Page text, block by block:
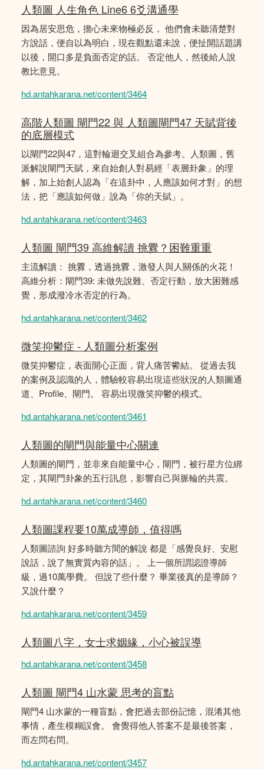
人類圖 人生角色 Line6 6爻溝通學
因為居安思危，擔心未來物極必反， 他們會未聽清楚對
方說話，便自以為明白，現在觀點還未說，便扯開話題講
以後，開口多是負面否定的話。 否定他人，然後給人說
教比意見。
hd.antahkarana.net/content/3464
高階人類圖 閘門22 與 人類圖閘門47 天賦背後
的底層模式
以閘門22與47，這對輪迴交叉組合為參考。人類圖，舊
派解說閘門天賦，來自始創人對易經「表層卦象」的理
解，加上始創人認為「在這卦中，人應該如何才對」的想
法，把「應該如何做」說為「你的天賦」。
hd.antahkarana.net/content/3463
人類圖 閘門39 高維解讀 挑釁？困難重重
主流解讀： 挑釁，透過挑釁，激發人與人關係的火花！
高維分析：閘門39: 未做先說難、否定行動，放大困難感
覺，形成潑冷水否定的行為。
hd.antahkarana.net/content/3462
微笑抑鬱症 - 人類圖分析案例
微笑抑鬱症，表面開心正面，背人痛苦鬰結。 從過去我
的案例及認識的人，體驗較容易出現這些狀況的人類圖通
道、Profile、閘門。 容易出現微笑抑鬱的模式。
hd.antahkarana.net/content/3461
人類圖的閘門與能量中心關連
人類圖的閘門，並非來自能量中心，閘門，被行星方位綁
定，其閘門卦象的五行訊息，影響自己與脈輪的共震。
hd.antahkarana.net/content/3460
人類圖課程要10萬成導師，值得嗎
人類圖諮詢 好多時聽方間的解說 都是「感覺良好、安慰
說話，說了無實質內容的話」。 上一個所謂認證導師
級，過10萬學費。 但說了些什麼？ 畢業後真的是導師？
又說什麼？
hd.antahkarana.net/content/3459
人類圖八字，女士求姻緣，小心被誤導
hd.antahkarana.net/content/3458
人類圖 閘門4 山水蒙 思考的盲點
閘門4 山水蒙的一種盲點，會把過去部份記憶，混淆其他
事情，產生模糊誤會。 會覺得他人答案不是最後答案，
而左問右問。
hd.antahkarana.net/content/3457